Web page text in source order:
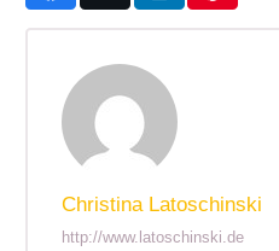
Christina Latoschinski
http://www.latoschinski.de